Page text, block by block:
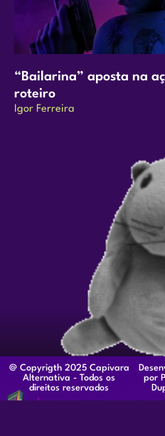
“Bailarina” aposta na
roteiro
Igor Ferreira
@ Copyrigth 2025 Capivara
Alternativa - Todos os
direitos reservados
por